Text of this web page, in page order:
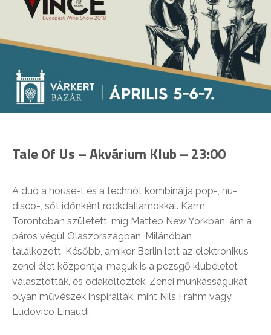
Tale Of Us – Akvárium Klub – 23:00
A duó a house-t és a technót kombinálja pop-, nu-
disco-, sőt időnként rockdallamokkal. Karm
Torontóban született, míg Matteo New Yorkban, ám a
páros végül Olaszországban, Milánóban
találkozott. Később, amikor Berlin lett az elektronikus
zenei élet központja, maguk is a pezsgő klubéletet
választották, és odaköltöztek. Zenei munkásságukat
olyan művészek inspirálták, mint Nils Frahm vagy
Ludovico Einaudi.